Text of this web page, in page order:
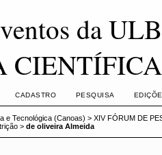
da
CADASTRO PESQUISA
e Tecnológica (Canoas) > XIV FÓRUM DE
> de oliveira Almeida